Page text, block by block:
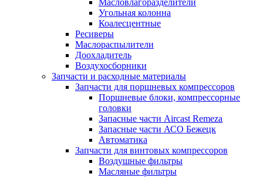
Масловлагоразделители
Угольная колонна
Коалесцентные
Ресиверы
Маслораспылители
Доохладитель
Воздухосборники
Запчасти и расходные материалы
Запчасти для поршневых компрессоров
Поршневые блоки, компрессорные
головки
Запасные части Aircast Remeza
Запасные части АСО Бежецк
Автоматика
Запчасти для винтовых компрессоров
Воздушные фильтры
Масляные фильтры